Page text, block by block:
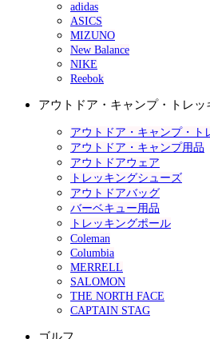
adidas
ASICS
MIZUNO
New Balance
NIKE
Reebok
アウトドア・キャンプ・トレッ
アウトドア・キャンプ・ト
アウトドア・キャンプ用品
アウトドアウェア
トレッキングシューズ
アウトドアバッグ
バーベキュー用品
トレッキングポール
Coleman
Columbia
MERRELL
SALOMON
THE NORTH FACE
CAPTAIN STAG